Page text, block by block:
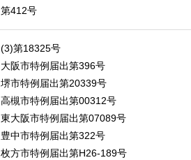
第412号
(3)第18325号
大阪市特例届出第396号
堺市特例届出第20339号
高槻市特例届出第00312号
東大阪市特例届出第07089号
豊中市特例届出第322号
枚方市特例届出第H26-189号